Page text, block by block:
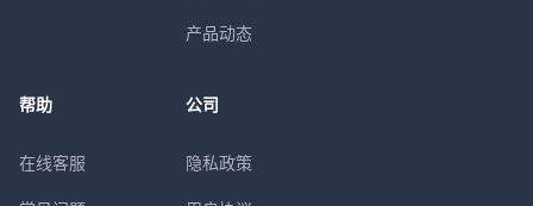
产品动态
帮助
在线客服
公司
隐私政策